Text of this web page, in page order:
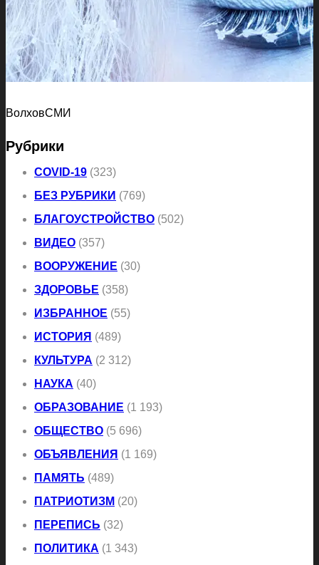
ВолховСМИ
Рубрики
COVID-19 (323)
БЕЗ РУБРИКИ (769)
БЛАГОУСТРОЙСТВО (502)
ВИДЕО (357)
ВООРУЖЕНИЕ (30)
ЗДОРОВЬЕ (358)
ИЗБРАННОЕ (55)
ИСТОРИЯ (489)
КУЛЬТУРА (2 312)
НАУКА (40)
ОБРАЗОВАНИЕ (1 193)
ОБЩЕСТВО (5 696)
ОБЪЯВЛЕНИЯ (1 169)
ПАМЯТЬ (489)
ПАТРИОТИЗМ (20)
ПЕРЕПИСЬ (32)
ПОЛИТИКА (1 343)